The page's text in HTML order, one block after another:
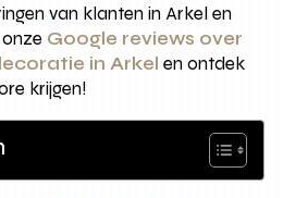
van klanten in Arkel en
Google reviews over
in Arkel en ontdek
krijgen!